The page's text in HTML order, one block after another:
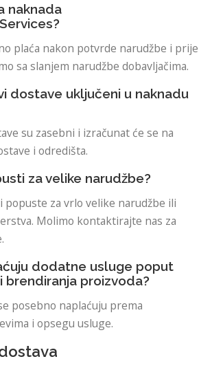
naknada
plaća nakon potvrde narudžbe i prije
sa slanjem narudžbe dobavljačima.
dostave uključeni u naknadu
su zasebni i izračunat će se na
i odredišta.
za velike narudžbe?
popuste za vrlo velike narudžbe ili
Molimo kontaktirajte nas za
dodatne usluge poput
brendiranja proizvoda?
posebno naplaćuju prema
i opsegu usluge.